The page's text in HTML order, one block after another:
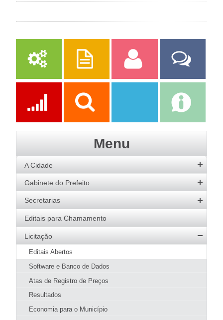
Serviços Publicações Servidor
Fale Com a
Prefeitura
Menu
A Cidade
História
Bandeira
Acervo de Imagens
Galeria de Prefeitos
Patrimônio Cultural
Agenda de Eventos
Guia Prático
Hotéis e Pousadas
Restaurantes
Gabinete do Prefeito
Prefeito
Agenda do Prefeito
Secretarias
Agricultura
Educação
Esportes
Página Inicial SMMA
Meio Ambiente
Editais para Chamamento
Licitação
Editais Abertos
Software e Banco de Dados
Atas de Registro de Preços
Resultados
Economia para o Município